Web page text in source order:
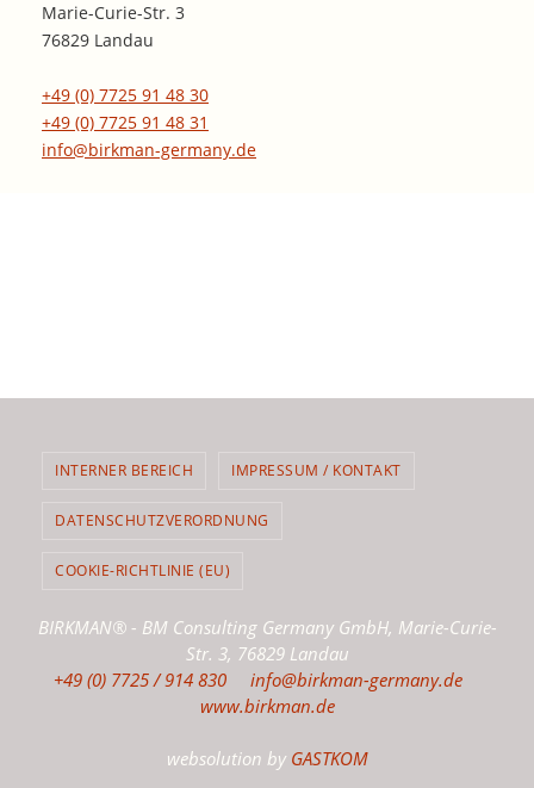
Marie-Curie-Str. 3
76829 Landau
+49 (0) 7725 91 48 30
+49 (0) 7725 91 48 31
info@birkman-germany.de
INTERNER BEREICH IMPRESSUM / KONTAKT
DATENSCHUTZVERORDNUNG
COOKIE-RICHTLINIE (EU)
BIRKMAN® - BM Consulting Germany GmbH, Marie-Curie-
Str. 3, 76829 Landau
+49 (0) 7725 / 914 830
info@birkman-germany.de
www.birkman.de
websolution by GASTKOM